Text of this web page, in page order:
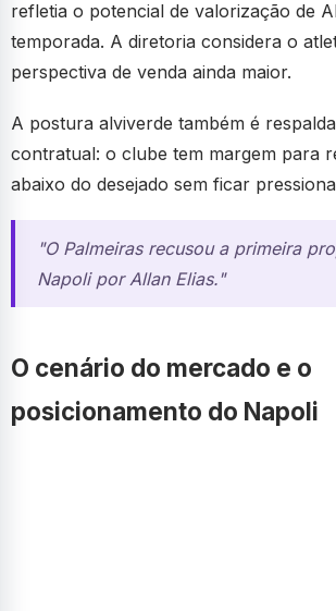
refletia o potencial de valorização de
temporada. A diretoria considera o
perspectiva de venda ainda maior.
A postura alviverde também é
contratual: o clube tem margem para
abaixo do desejado sem ficar
"O Palmeiras recusou a primeira
Napoli por Allan Elias."
O cenário do mercado e o
posicionamento do Napoli